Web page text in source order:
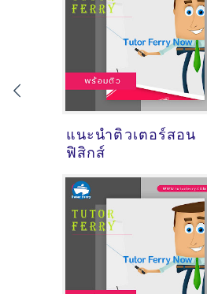
แนะนำติวเตอร์สอน
ฟิสิกส์